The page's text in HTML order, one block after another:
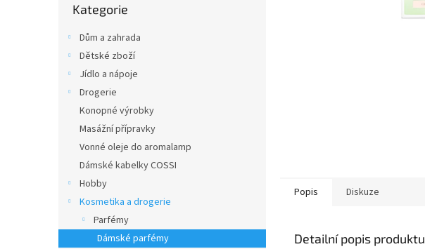
kategorie
Kategorie
Dům a zahrada
Dětské zboží
Jídlo a nápoje
Drogerie
Konopné výrobky
Masážní přípravky
Vonné oleje do aromalamp
Dámské kabelky COSSI
Hobby
Kosmetika a drogerie
Parfémy
Dámské parfémy
Popis Diskuze
Detailní popis produktu